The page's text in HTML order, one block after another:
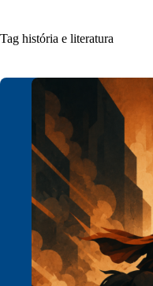
Tag história e literatura